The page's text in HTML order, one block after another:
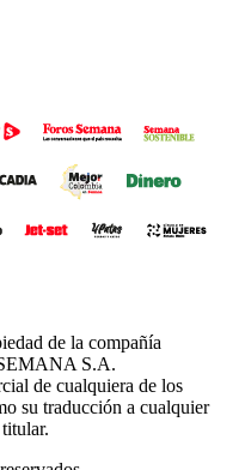
de la compañía
S.A.
de cualquiera de los
su traducción a cualquier